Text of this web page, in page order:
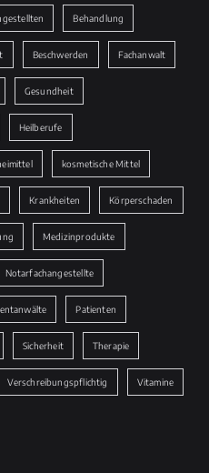
Behandlung
Beschwerden Fachanwalt
Gesundheit
Heilberufe
kosmetische Mittel
Krankheiten Körperschaden
Medizinprodukte
Notarfachangestellte
Patienten
Sicherheit Therapie
Verschreibungspflichtig Vitamine